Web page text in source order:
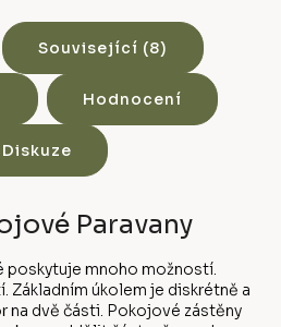
Související (8)
Hodnocení
Diskuze
Paravany
poskytuje mnoho možností.
Základním úkolem je diskrétně a
dvě části. Pokojové zástěny